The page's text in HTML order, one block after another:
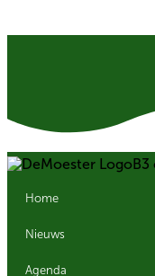
Home
Nieuws
Agenda